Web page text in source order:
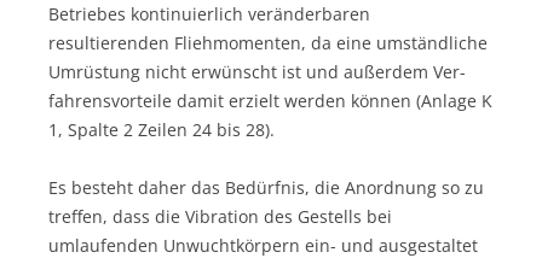
Betriebes kontinuierlich verän­derbaren
resultierenden Fliehmomenten, da eine um­ständliche
Um­rüstung nicht erwünscht ist und außerdem Ver­
fahrens­vorteile damit erzielt werden können (Anlage K
1, Spalte 2 Zeilen 24 bis 28).
Es besteht daher das Bedürfnis, die Anordnung so zu
treffen, dass die Vibration des Gestells bei
umlaufenden Unwuchtkörpern ein- und ausgestaltet